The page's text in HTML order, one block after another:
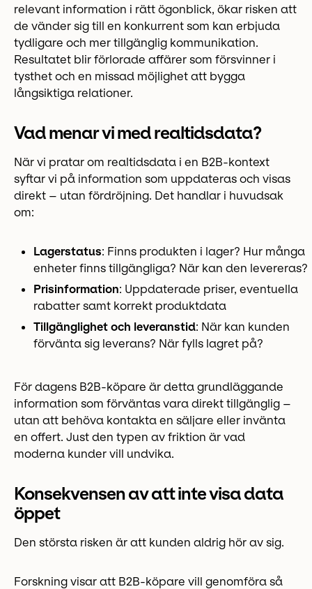
relevant information i rätt ögonblick, ökar risken att
de vänder sig till en konkurrent som kan erbjuda
tydligare och mer tillgänglig kommunikation.
Resultatet blir förlorade affärer som försvinner i
tysthet och en missad möjlighet att bygga
långsiktiga relationer.
Vad menar vi med realtidsdata?
När vi pratar om realtidsdata i en B2B-kontext
syftar vi på information som uppdateras och visas
direkt – utan fördröjning. Det handlar i huvudsak
om:
Lagerstatus: Finns produkten i lager? Hur många
enheter finns tillgängliga? När kan den levereras?
Prisinformation: Uppdaterade priser, eventuella
rabatter samt korrekt produktdata
Tillgänglighet och leveranstid: När kan kunden
förvänta sig leverans? När fylls lagret på?
För dagens B2B-köpare är detta grundläggande
information som förväntas vara direkt tillgänglig –
utan att behöva kontakta en säljare eller invänta
en offert. Just den typen av friktion är vad
moderna kunder vill undvika.
Konsekvensen av att inte visa data
öppet
Den största risken är att kunden aldrig hör av sig.
Forskning visar att B2B-köpare vill genomföra så